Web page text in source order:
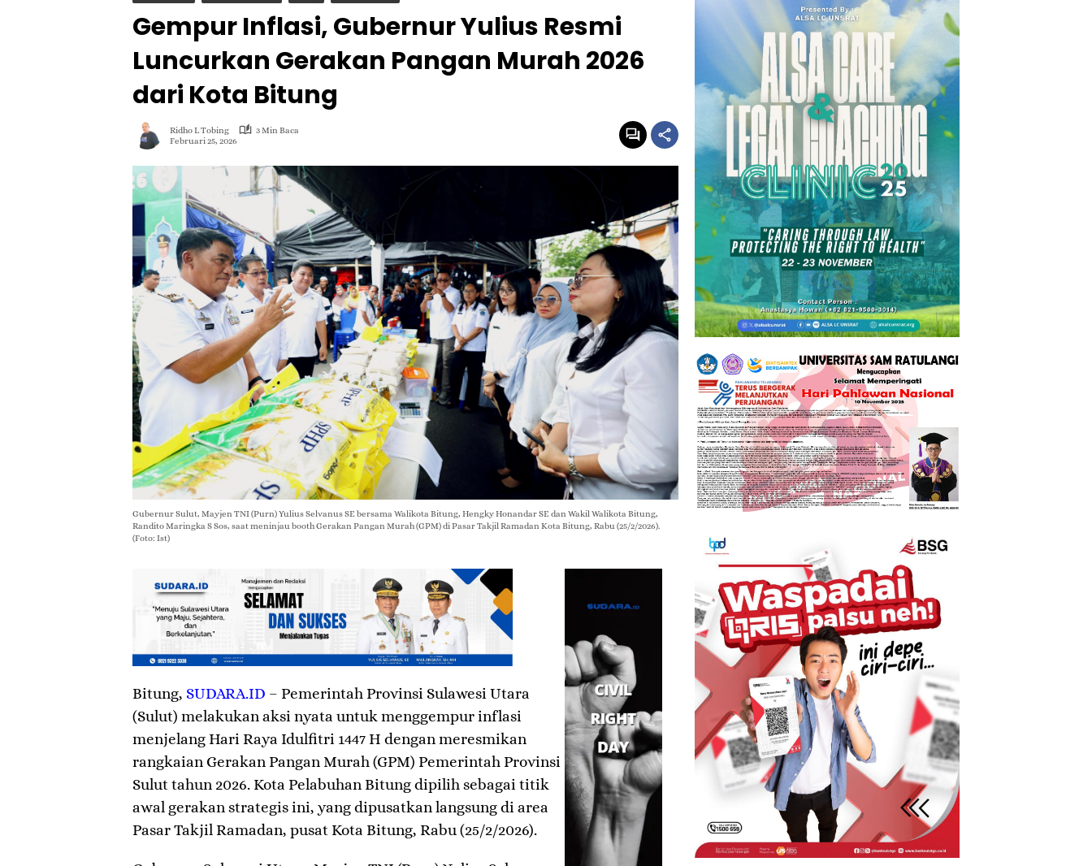
Gempur Inflasi, Gubernur Yulius Resmi
Luncurkan Gerakan Pangan Murah 2026
dari Kota Bitung
Ridho L Tobing
3 Min Baca
Februari 25, 2026
Gubernur Sulut, Mayjen TNI (Purn) Yulius Selvanus SE bersama Walikota Bitung, Hengky Honandar SE dan Wakil Walikota Bitung,
Randito Maringka S Sos, saat meninjau booth Gerakan Pangan Murah (GPM) di Pasar Takjil Ramadan Kota Bitung, Rabu (25/2/2026).
(Foto: Ist)
Bitung, SUDARA.ID – Pemerintah Provinsi Sulawesi Utara
(Sulut) melakukan aksi nyata untuk menggempur inflasi
menjelang Hari Raya Idulfitri 1447 H dengan meresmikan
rangkaian Gerakan Pangan Murah (GPM) Pemerintah Provinsi
Sulut tahun 2026. Kota Pelabuhan Bitung dipilih sebagai titik
awal gerakan strategis ini, yang dipusatkan langsung di area
Pasar Takjil Ramadan, pusat Kota Bitung, Rabu (25/2/2026).